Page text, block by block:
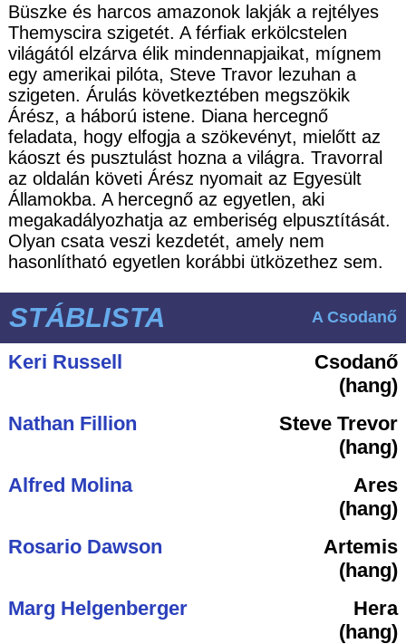
Büszke és harcos amazonok lakják a rejtélyes
Themyscira szigetét. A férfiak erkölcstelen
világától elzárva élik mindennapjaikat, mígnem
egy amerikai pilóta, Steve Travor lezuhan a
szigeten. Árulás következtében megszökik
Árész, a háború istene. Diana hercegnő
feladata, hogy elfogja a szökevényt, mielőtt az
káoszt és pusztulást hozna a világra. Travorral
az oldalán követi Árész nyomait az Egyesült
Államokba. A hercegnő az egyetlen, aki
megakadályozhatja az emberiség elpusztítását.
Olyan csata veszi kezdetét, amely nem
hasonlítható egyetlen korábbi ütközethez sem.
STÁBLISTA A Csodanő
Keri Russell
Csodanő
(hang)
Nathan Fillion
Steve Trevor
(hang)
Alfred Molina
Ares
(hang)
Rosario Dawson
Artemis
(hang)
Marg Helgenberger
Hera
(hang)